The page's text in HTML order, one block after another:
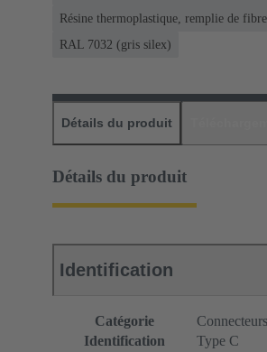
Résine thermoplastique, remplie de
RAL 7032 (gris silex)
Détails du produit
Détails du produit
Identification
Catégorie
Connecteurs
Identification
Type C